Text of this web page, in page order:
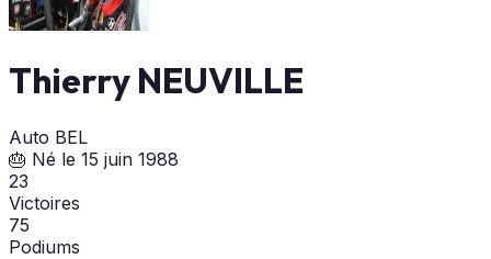
Thierry NEUVILLE
Auto BEL
🎂 Né le 15 juin 1988
23
Victoires
75
Podiums